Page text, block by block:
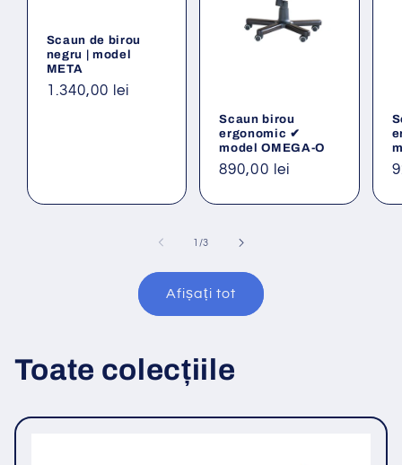
Scaun de birou
negru | model
META
Preț
1.340,00 lei
Scaun birou
ergonomic ✔
model OMEGA-O
Preț
890,00 lei
1 /din
3
Afișați tot
Toate colecțiile